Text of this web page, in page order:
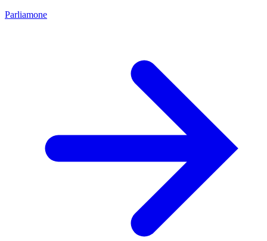
Parliamone